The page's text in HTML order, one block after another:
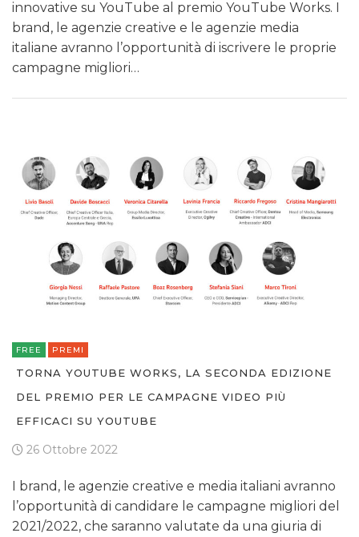
innovative su YouTube al premio YouTube Works. I
brand, le agenzie creative e le agenzie media
italiane avranno l’opportunità di iscrivere le proprie
campagne migliori…
FREE PREMI
TORNA YOUTUBE WORKS, LA SECONDA EDIZIONE
DEL PREMIO PER LE CAMPAGNE VIDEO PIÙ
EFFICACI SU YOUTUBE
26 Ottobre 2022
I brand, le agenzie creative e media italiani avranno
l’opportunità di candidare le campagne migliori del
2021/2022, che saranno valutate da una giuria di